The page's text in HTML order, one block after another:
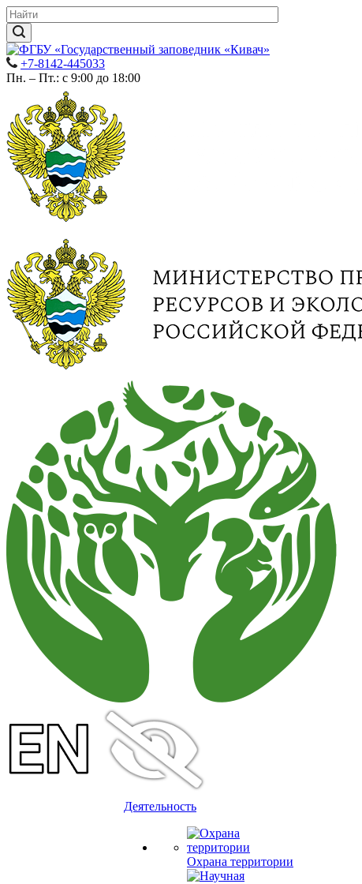
+7-8142-445033
Пн. – Пт.: с 9:00 до 18:00
Деятельность
Охрана территории